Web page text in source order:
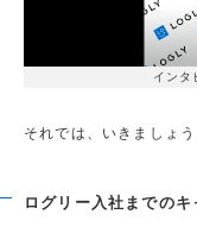
インタ
それでは、いきましょう
ログリー入社までのキ